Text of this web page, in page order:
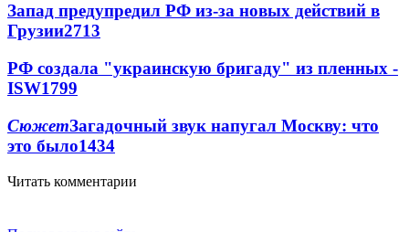
Запад предупредил РФ из-за новых действий в
Грузии2713
РФ создала "украинскую бригаду" из пленных -
ISW1799
СюжетЗагадочный звук напугал Москву: что
это было1434
Читать комментарии